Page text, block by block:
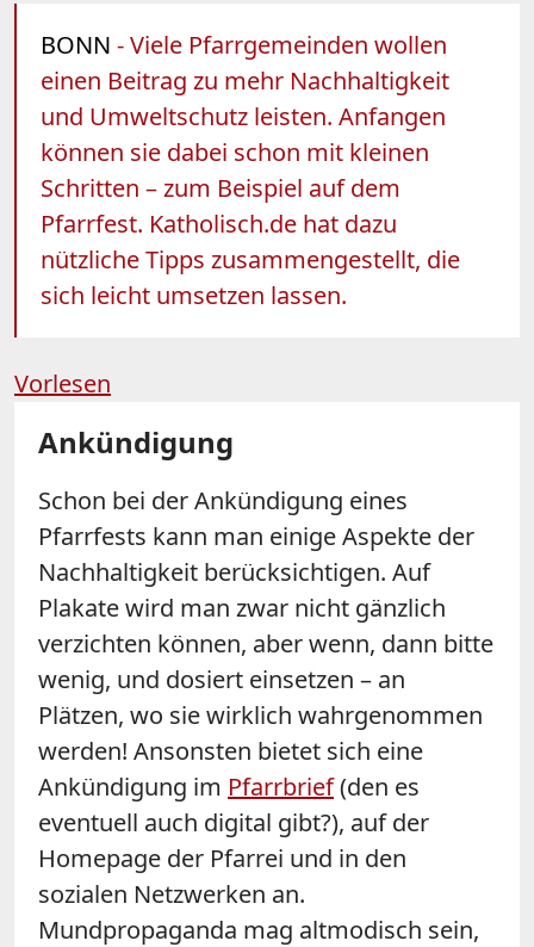
BONN - Viele Pfarrgemeinden wollen
einen Beitrag zu mehr Nachhaltigkeit
und Umweltschutz leisten. Anfangen
können sie dabei schon mit kleinen
Schritten – zum Beispiel auf dem
Pfarrfest. Katholisch.de hat dazu
nützliche Tipps zusammengestellt, die
sich leicht umsetzen lassen.
Vorlesen
Ankündigung
Schon bei der Ankündigung eines
Pfarrfests kann man einige Aspekte der
Nachhaltigkeit berücksichtigen. Auf
Plakate wird man zwar nicht gänzlich
verzichten können, aber wenn, dann bitte
wenig, und dosiert einsetzen – an
Plätzen, wo sie wirklich wahrgenommen
werden! Ansonsten bietet sich eine
Ankündigung im Pfarrbrief(den es
eventuell auch digital gibt?), auf der
Homepage der Pfarrei und in den
sozialen Netzwerken an.
Mundpropaganda mag altmodisch sein,